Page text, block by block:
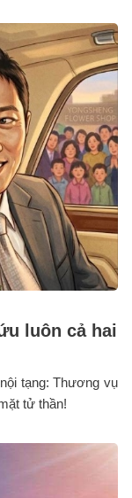
luôn cả hai
tạng: Thương vụ
tử thần!